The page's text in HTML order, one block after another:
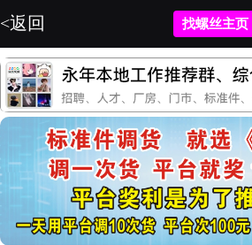
<返回 找螺丝主页